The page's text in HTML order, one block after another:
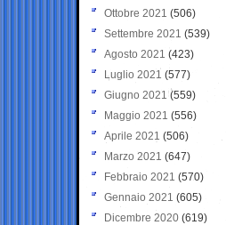
Ottobre 2021 (506)
Settembre 2021 (539)
Agosto 2021 (423)
Luglio 2021 (577)
Giugno 2021(559)
Maggio 2021 (556)
Aprile 2021 (506)
Marzo 2021 (647)
Febbraio 2021 (570)
Gennaio 2021 (605)
Dicembre 2020 (619)